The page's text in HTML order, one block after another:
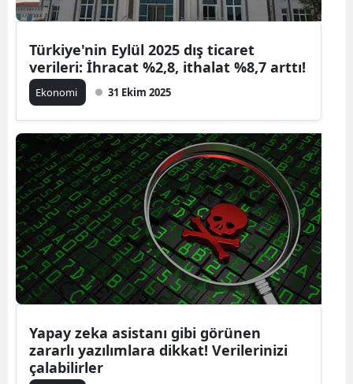
Iğdır
Karabük
Osmaniye
Düzce
Türkiye'nin Eylül 2025 dış ticaret
verileri: İhracat %2,8, ithalat %8,7 arttı!
Ekonomi 31 Ekim 2025
Yapay zeka asistanı gibi görünen
zararlı yazılımlara dikkat! Verilerinizi
çalabilirler